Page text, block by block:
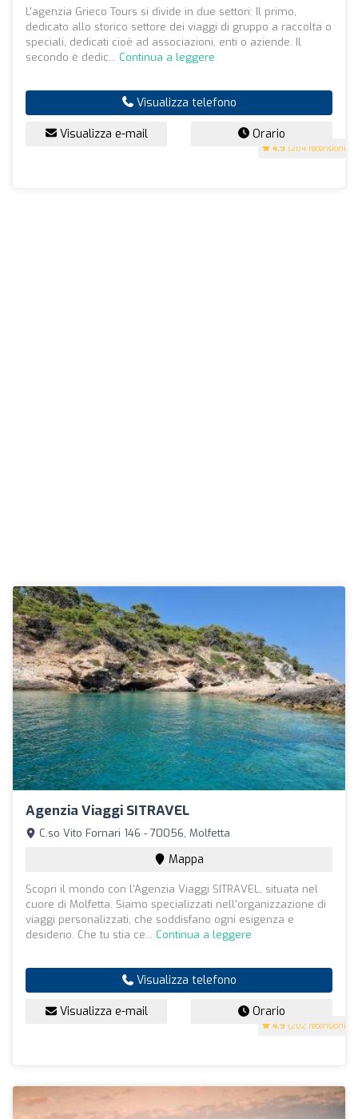
4.9 (204 recensioni)
L'agenzia Grieco Tours si divide in due settori: Il primo,
dedicato allo storico settore dei viaggi di gruppo a raccolta o
speciali, dedicati cioè ad associazioni, enti o aziende. Il
secondo è dedic... Continua a leggere
Visualizza telefono
Visualizza e-mail Orario
Agenzia Viaggi SITRAVEL
4.9 (202 recensioni)
C.so Vito Fornari 146 - 70056, Molfetta
Mappa
Scopri il mondo con l'Agenzia Viaggi SITRAVEL, situata nel
cuore di Molfetta. Siamo specializzati nell'organizzazione di
viaggi personalizzati, che soddisfano ogni esigenza e
desiderio. Che tu stia ce... Continua a leggere
Visualizza telefono
Visualizza e-mail Orario